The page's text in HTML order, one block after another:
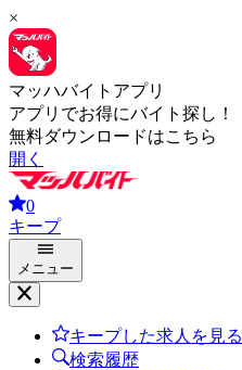
×
マッハバイトアプリ
アプリでお得にバイト探し！
無料ダウンロードはこちら
開く
0
キープ
メニュー
キープした求人を見る
検索履歴